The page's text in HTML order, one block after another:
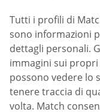
Tutti i profili di
sono informazioni
dettagli personali.
immagini sui
possono vedere lo
tenere traccia di
volta. Match